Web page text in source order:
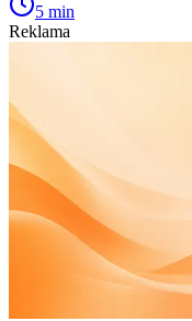
5 min
Reklama